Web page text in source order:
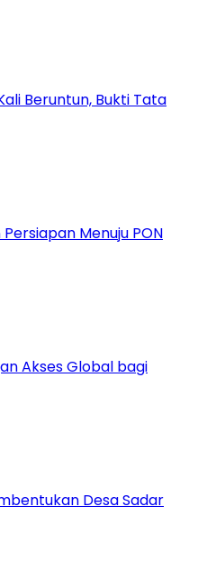
Beruntun, Bukti Tata
Menuju PON
Akses Global bagi
Desa Sadar